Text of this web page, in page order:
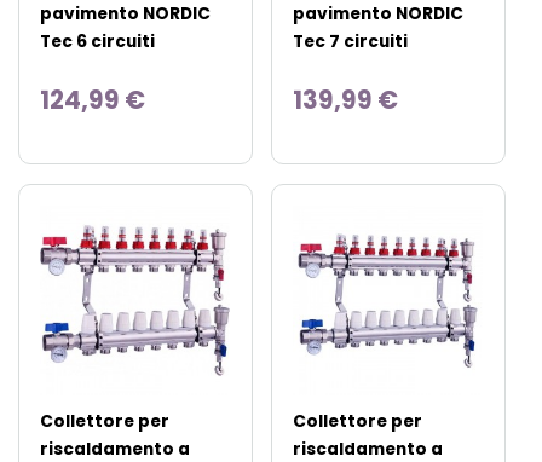
pavimento NORDIC
Tec 6 circuiti
124,99 €
pavimento NORDIC
Tec 7 circuiti
139,99 €
Collettore per
riscaldamento a
Collettore per
riscaldamento a